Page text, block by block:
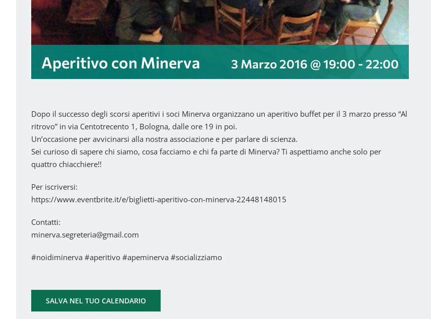
Aperitivo con Minerva 3 Marzo 2016 @ 19:00 - 22:00
Dopo il successo degli scorsi aperitivi i soci Minerva organizzano un aperitivo buffet per il 3 marzo presso “Al
ritrovo” in via Centotrecento 1, Bologna, dalle ore 19 in poi.
Un’occasione per avvicinarsi alla nostra associazione e per parlare di scienza.
Sei curioso di sapere chi siamo, cosa facciamo e chi fa parte di Minerva? Ti aspettiamo anche solo per
quattro chiacchiere!!
Per iscriversi:
https://www.eventbrite.it/e/biglietti-aperitivo-con-minerva-22448148015
Contatti:
minerva.segreteria@gmail.com
#noidiminerva #aperitivo #apeminerva #socializziamo
SALVA NEL TUO CALENDARIO